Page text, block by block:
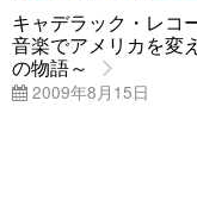
キャデラック・レコ
音楽でアメリカを変
の物語～
2009年8月15日